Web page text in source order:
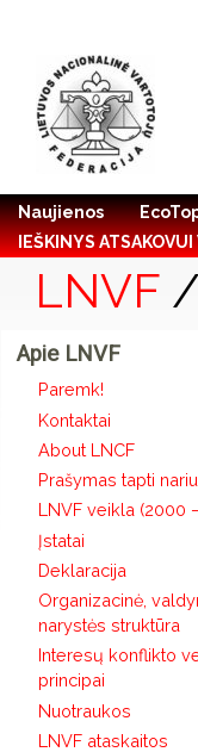
Naujienos
IEŠKINYS
LNVF/
Apie LNVF
Paremk!
Kontaktai
About LNCF
Prašymas tapti nariu
LNVF veikla (2000
Įstatai
Deklaracija
Organizacinė,
narystės struktūra
Interesų konflikto
principai
Nuotraukos
LNVF ataskaitos